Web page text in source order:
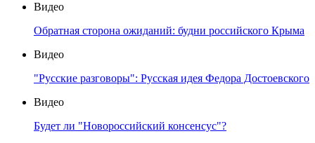
Видео
Обратная сторона ожиданий: будни российского Крыма
Видео
"Русские разговоры": Русская идея Федора Достоевского
Видео
Будет ли "Новороссийский консенсус"?